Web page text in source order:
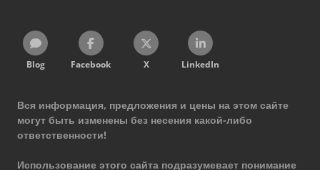
Blog Facebook X LinkedIn
Вся информация, предложения и цены на этом сайте
могут быть изменены без несения какой-либо
ответственности!
Использование этого сайта подразумевает понимание